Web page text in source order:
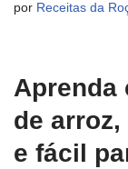
por Receitas da
Aprenda
de
e fácil